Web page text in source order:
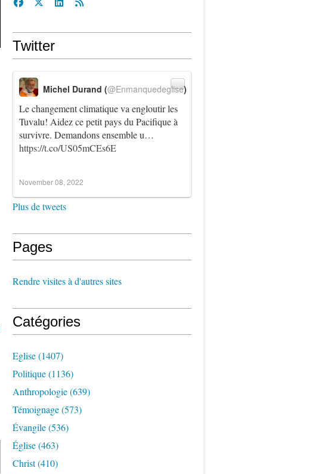
Twitter
Le changement climatique va engloutir les
Tuvalu! Aidez ce petit pays du Pacifique à
survivre. Demandons ensemble u…
https://t.co/US05mCEs6E
Michel Durand (@Enmanquedeglise)
November 08, 2022
Plus de tweets
Pages
Rendre visites à d'autres sites
Catégories
Eglise(1407)
Politique(1136)
Anthropologie(639)
Témoignage(573)
Évangile(536)
Église(463)
Christ(410)